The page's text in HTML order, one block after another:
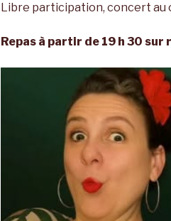
Libre participation, concert au
Repas à partir de 19 h 30